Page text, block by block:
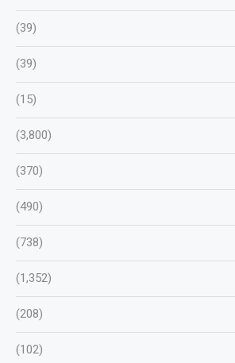
(39)
(39)
(15)
(3,800)
(370)
(490)
(738)
(1,352)
(208)
(102)